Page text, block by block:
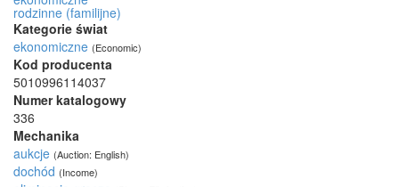
rodzinne (familijne)
Kategorie świat
ekonomiczne (Economic)
Kod producenta
5010996114037
Numer katalogowy
336
Mechanika
aukcje (Auction: English)
dochód (Income)